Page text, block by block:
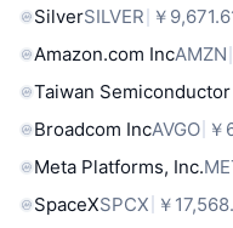
SilverSILVER ￥
Amazon.com IncAMZN
Taiwan
Broadcom IncAVGO
Meta Platforms, Inc.
SpaceXSPCX ￥